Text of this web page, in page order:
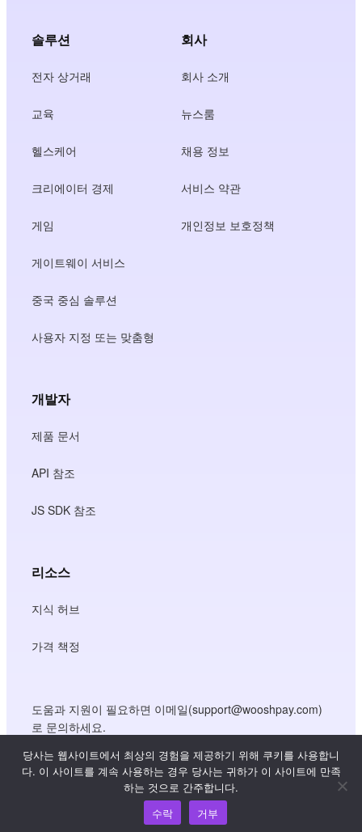
솔루션
전자 상거래
교육
헬스케어
크리에이터 경제
게임
게이트웨이 서비스
중국 중심 솔루션
사용자 지정 또는 맞춤형
회사
회사 소개
뉴스룸
채용 정보
서비스 약관
개인정보 보호정책
개발자
제품 문서
API 참조
JS SDK 참조
리소스
지식 허브
가격 책정
도움과 지원이 필요하면 이메일(support@wooshpay.com)
로 문의하세요.
파트너십 기회는 partner@wooshpay.com 으로 문의하시기
바랍니다.
미디어 관련 문의는 이메일(media@wooshpay.com)로 보내
당사는 웹사이트에서 최상의 경험을 제공하기 위해 쿠키를 사용합니
다. 이 사이트를 계속 사용하는 경우 당사는 귀하가 이 사이트에 만족
하는 것으로 간주합니다.
수락
거부